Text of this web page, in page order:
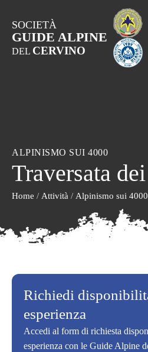
SOCIETÀ
GUIDE ALPINE
DEL CERVINO
ALPINISMO SUI 4000
Traversata
Home / Attività / Alpinismo sui 4000
Richiedi
esperienza
Accedi al form di richiesta
esperienza con le Guide Alpine